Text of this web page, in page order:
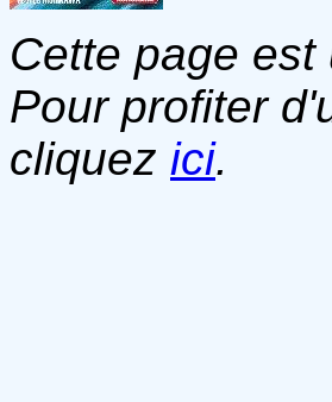
Cette page
Pour profiter
cliquez ici.